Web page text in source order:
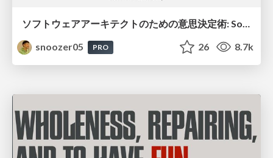
ソフトウェアアーキテクトのための意思決定術: Software Architecture and Decision-Making
snoozer05
PRO 26 8.7k